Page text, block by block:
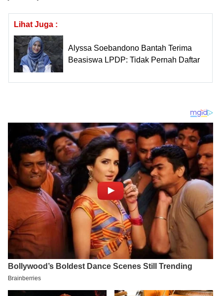
Lihat Juga :
Alyssa Soebandono Bantah Terima
Beasiswa LPDP: Tidak Pernah Daftar